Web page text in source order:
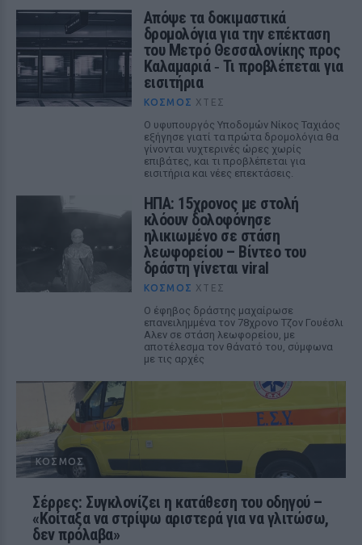
Απόψε τα δοκιμαστικά
δρομολόγια για την επέκταση
του Μετρό Θεσσαλονίκης προς
Καλαμαριά ‑ Τι προβλέπεται για
εισιτήρια
ΚΌΣΜΟΣ ΧΤΕΣ
Ο υφυπουργός Υποδομών Νίκος Ταχιάος
εξήγησε γιατί τα πρώτα δρομολόγια θα
γίνονται νυχτερινές ώρες χωρίς
επιβάτες, και τι προβλέπεται για
εισιτήρια και νέες επεκτάσεις.
ΗΠΑ: 15χρονος με στολή
κλόουν δολοφόνησε
ηλικιωμένο σε στάση
λεωφορείου – Βίντεο του
δράστη γίνεται viral
ΚΌΣΜΟΣ ΧΤΕΣ
Ο έφηβος δράστης μαχαίρωσε
επανειλημμένα τον 78χρονο Τζον Γουέσλι
Αλεν σε στάση λεωφορείου, με
αποτέλεσμα τον θάνατό του, σύμφωνα
με τις αρχές
ΚΌΣΜΟΣ
Σέρρες: Συγκλονίζει η κατάθεση του οδηγού –
«Κοίταξα να στρίψω αριστερά για να γλιτώσω,
δεν πρόλαβα»